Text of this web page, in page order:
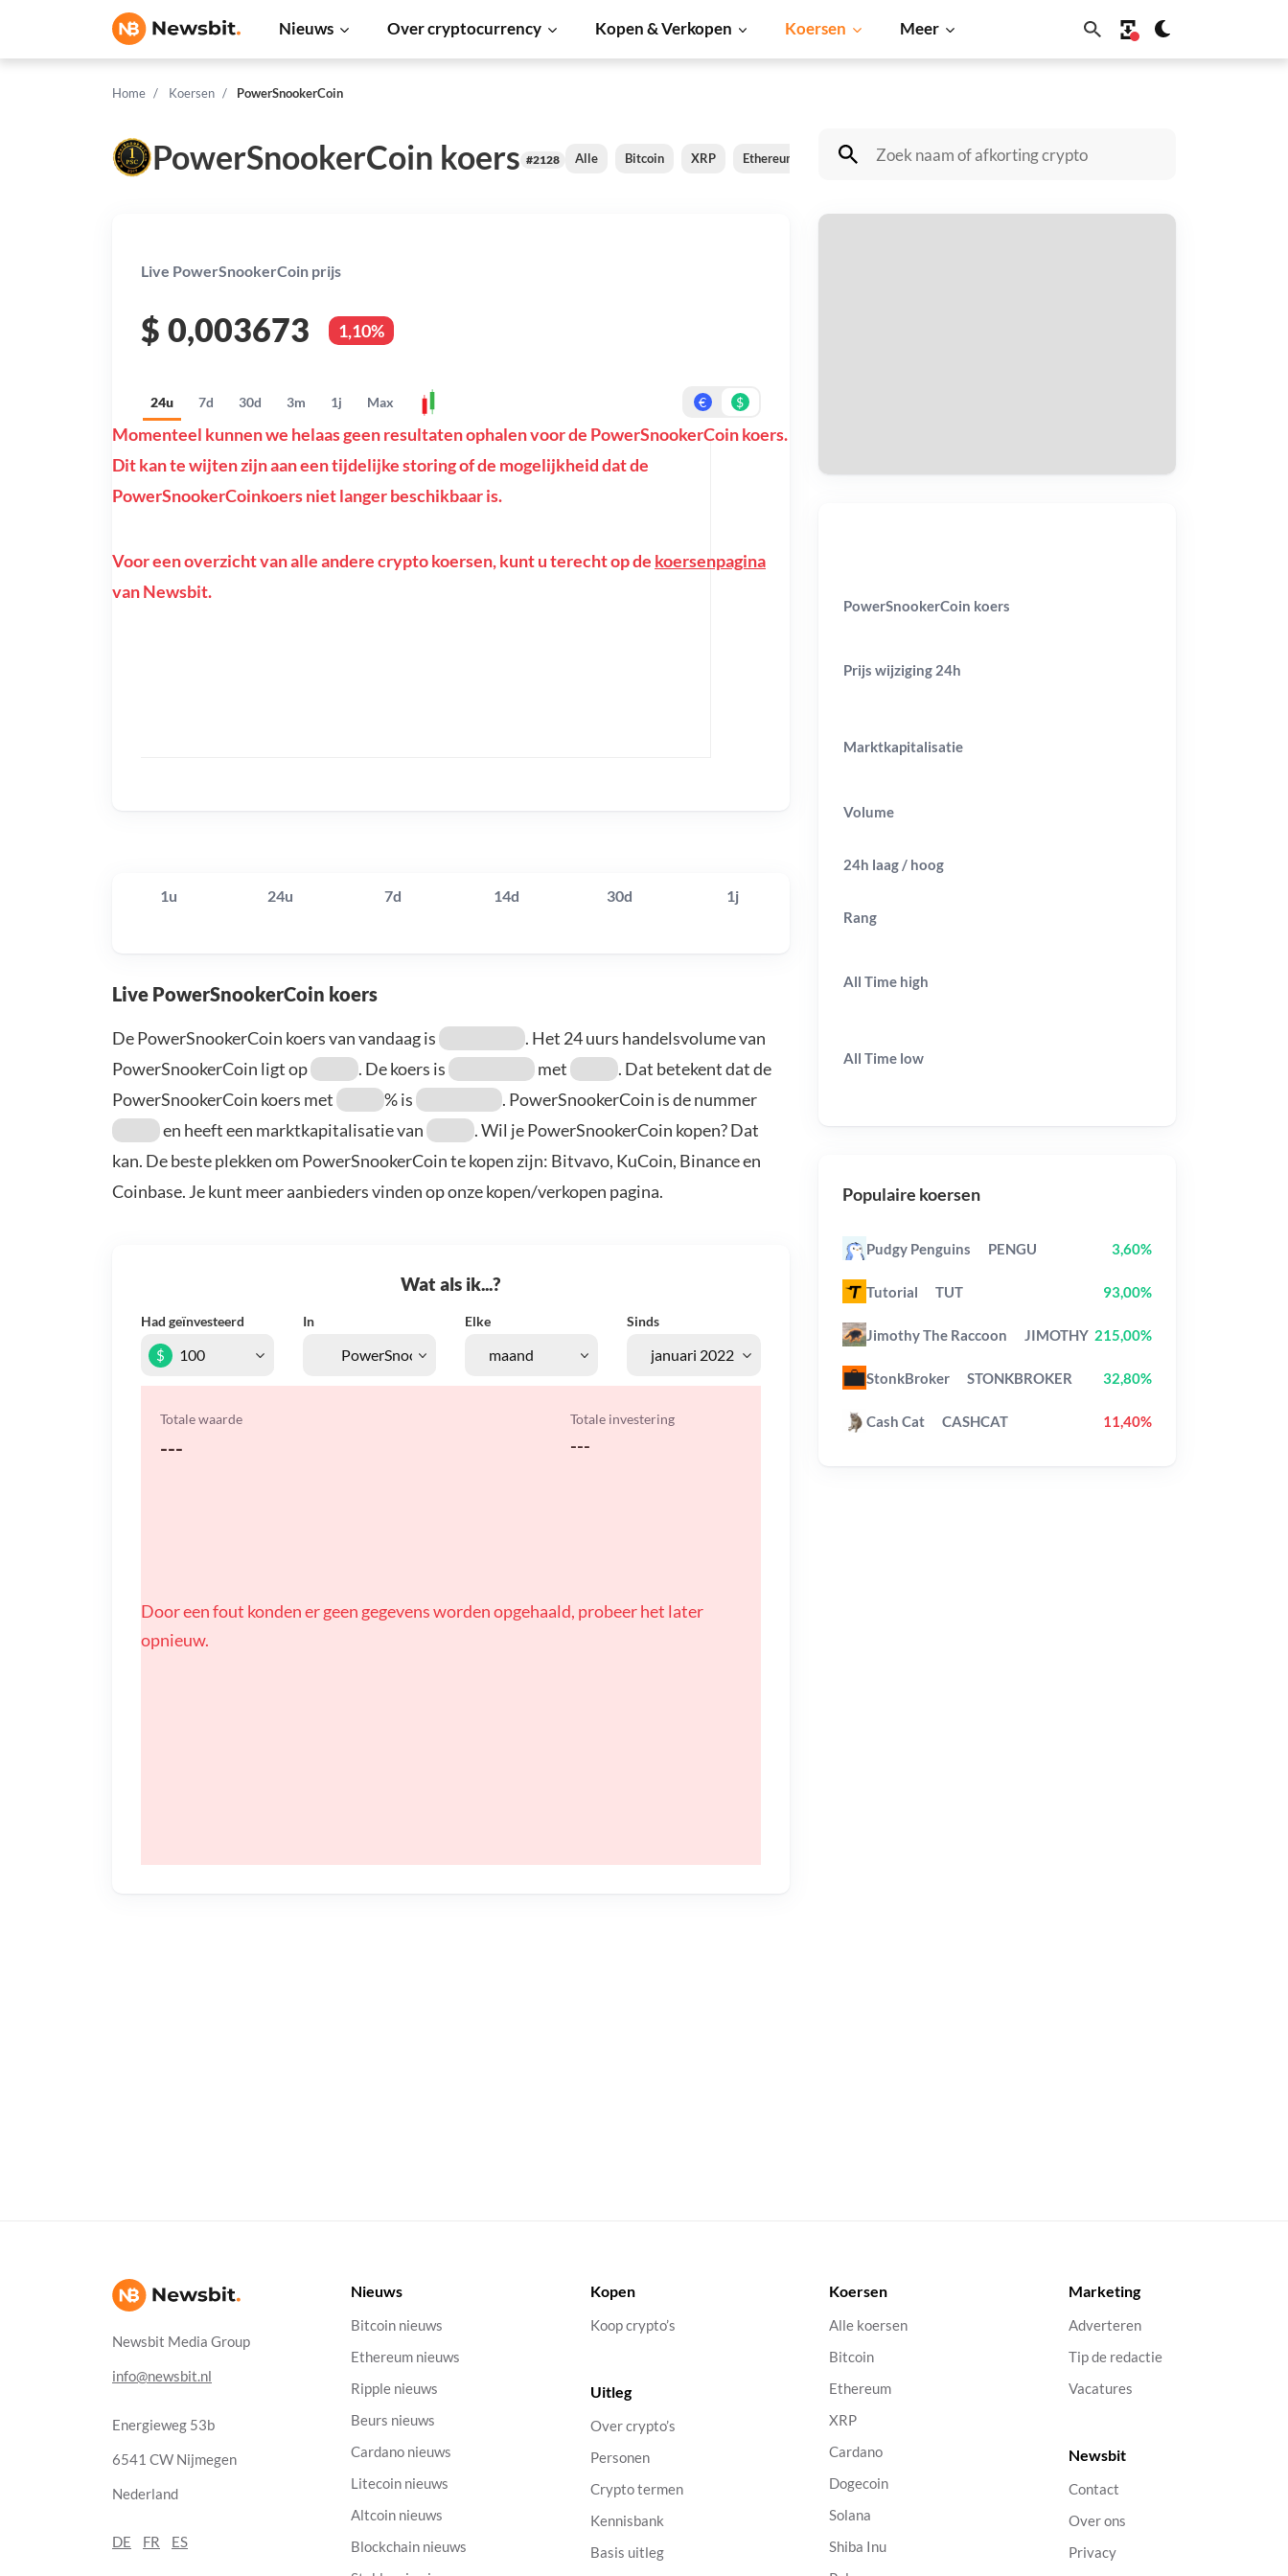
Nieuws Over cryptocurrency Kopen & Verkopen Koersen Meer
Home Koersen PowerSnookerCoin
PowerSnookerCoin koers #2128 Alle Bitcoin XRP Ethereum Cardano Shiba Inu Dogecoin Solana
Live PowerSnookerCoin prijs
$ 0,003673 1,10%
24u 7d 30d 3m 1j Max € $
Momenteel kunnen we helaas geen resultaten ophalen voor de PowerSnookerCoin koers.
Dit kan te wijten zijn aan een tijdelijke storing of de mogelijkheid dat de
PowerSnookerCoinkoers niet langer beschikbaar is.
Voor een overzicht van alle andere crypto koersen, kunt u terecht op de koersenpagina
van Newsbit.
1u 24u 7d 14d 30d 1j
Live PowerSnookerCoin koers
De PowerSnookerCoin koers van vandaag is
. Het 24 uurs handelsvolume van
PowerSnookerCoin ligt op
. De koers is met
. Dat betekent dat de
PowerSnookerCoin koers met
% is
. PowerSnookerCoin is de nummer
en heeft een marktkapitalisatie van
. Wil je PowerSnookerCoin kopen? Dat
kan. De beste plekken om PowerSnookerCoin te kopen zijn: Bitvavo, KuCoin, Binance en
Coinbase. Je kunt meer aanbieders vinden op onze kopen/verkopen pagina.
Wat als ik...?
Had geïnvesteerd In Elke Sinds
$
Totale waarde
---
Totale investering
---
Door een fout konden er geen gegevens worden opgehaald, probeer het later
opnieuw.
PowerSnookerCoin koers
Prijs wijziging 24h
Marktkapitalisatie
Volume
24h laag / hoog
Rang
All Time high
All Time low
Populaire koersen
Pudgy Penguins PENGU 3,60%
Tutorial TUT 93,00%
Jimothy The Raccoon JIMOTHY 215,00%
StonkBroker STONKBROKER 32,80%
Cash Cat CASHCAT 11,40%
Newsbit Media Group
info@newsbit.nl
Energieweg 53b
6541 CW Nijmegen
Nederland
DE FR ES
Nieuws
Bitcoin nieuws
Ethereum nieuws
Ripple nieuws
Beurs nieuws
Cardano nieuws
Litecoin nieuws
Altcoin nieuws
Blockchain nieuws
Kopen
Koop crypto’s
Uitleg
Over crypto’s
Personen
Crypto termen
Kennisbank
Basis uitleg
Koersen
Alle koersen
Bitcoin
Ethereum
XRP
Cardano
Dogecoin
Solana
Shiba Inu
Marketing
Adverteren
Tip de redactie
Vacatures
Newsbit
Contact
Over ons
Privacy